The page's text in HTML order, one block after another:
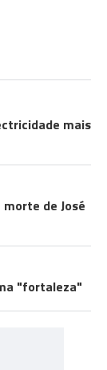
mais
de José
"fortaleza"